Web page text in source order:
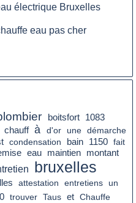
électrique Bruxelles
eau pas cher
boitsfort
1083
chauff à d'or une démarche
condensation bain 1150 fait
eau maintien montant
bruxelles
attestation entretiens un
trouver Taus et Chauffe